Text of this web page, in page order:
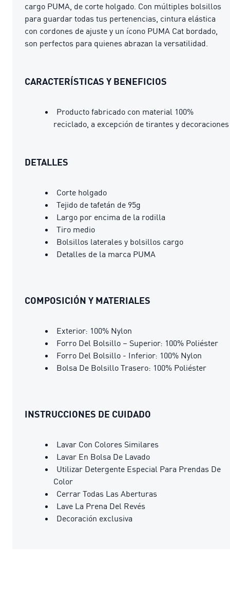
cargo PUMA, de corte holgado. Con múltiples bolsillos
para guardar todas tus pertenencias, cintura elástica
con cordones de ajuste y un ícono PUMA Cat bordado,
son perfectos para quienes abrazan la versatilidad.
CARACTERÍSTICAS Y BENEFICIOS
Producto fabricado con material 100%
reciclado, a excepción de tirantes y decoraciones
DETALLES
Corte holgado
Tejido de tafetán de 95g
Largo por encima de la rodilla
Tiro medio
Bolsillos laterales y bolsillos cargo
Detalles de la marca PUMA
COMPOSICIÓN Y MATERIALES
Exterior: 100% Nylon
Forro Del Bolsillo – Superior: 100% Poliéster
Forro Del Bolsillo - Inferior: 100% Nylon
Bolsa De Bolsillo Trasero: 100% Poliéster
INSTRUCCIONES DE CUIDADO
Lavar Con Colores Similares
Lavar En Bolsa De Lavado
Utilizar Detergente Especial Para Prendas De
Color
Cerrar Todas Las Aberturas
Lave La Prena Del Revés
Decoración exclusiva